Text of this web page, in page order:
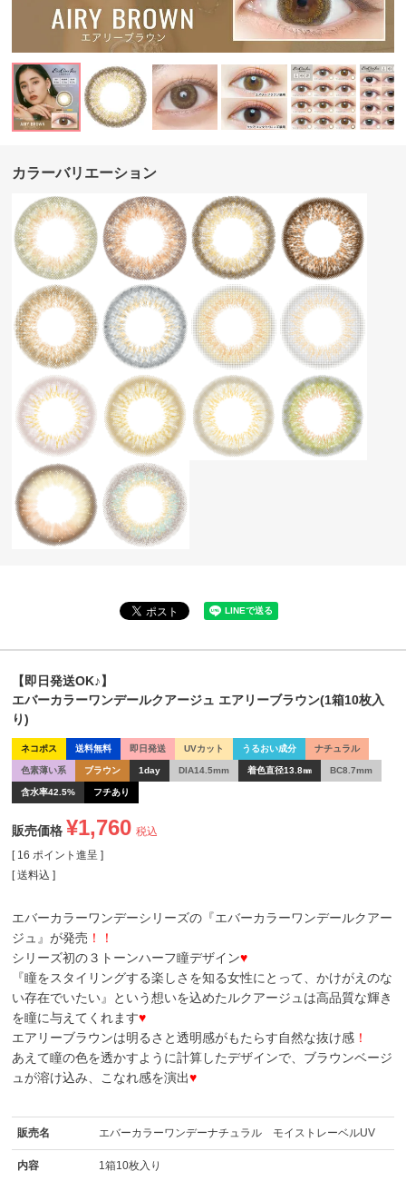
カラーバリエーション
【即日発送OK♪】
エバーカラーワンデールクアージュ エアリーブラウン(1箱10枚入
り)
ネコポス 送料無料 即日発送 UVカット うるおい成分 ナチュラル
色素薄い系 ブラウン 1day DIA14.5mm 着色直径13.8㎜ BC8.7mm
含水率42.5% フチあり
販売価格 ¥1,760 税込
[ 16 ポイント進呈 ]
送料込
エバーカラーワンデーシリーズの『エバーカラーワンデールクアー
ジュ』が発売 ！！
シリーズ初の３トーンハーフ瞳デザイン♥
『瞳をスタイリングする楽しさを知る女性にとって、かけがえのな
い存在でいたい』という想いを込めたルクアージュは高品質な輝き
を瞳に与えてくれます♥
エアリーブラウンは明るさと透明感がもたらす自然な抜け感 ！
あえて瞳の色を透かすように計算したデザインで、ブラウンベージ
ュが溶け込み、こなれ感を演出♥
販売名 エバーカラーワンデーナチュラル モイストレーベルUV
内容 1箱10枚入り